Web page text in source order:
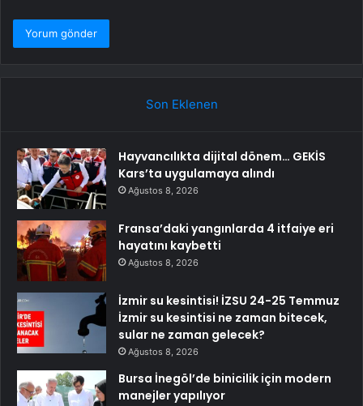
Son Eklenen
Hayvancılıkta dijital dönem… GEKİS
Kars’ta uygulamaya alındı
Ağustos 8, 2026
Fransa’daki yangınlarda 4 itfaiye eri
hayatını kaybetti
Ağustos 8, 2026
İzmir su kesintisi! İZSU 24-25 Temmuz
İzmir su kesintisi ne zaman bitecek,
sular ne zaman gelecek?
Ağustos 8, 2026
Bursa İnegöl’de binicilik için modern
manejler yapılıyor